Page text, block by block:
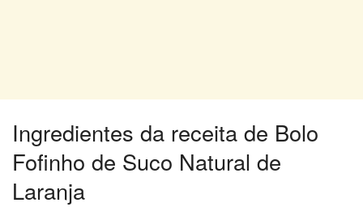
Ingredientes da receita de Bolo
Fofinho de Suco Natural de
Laranja